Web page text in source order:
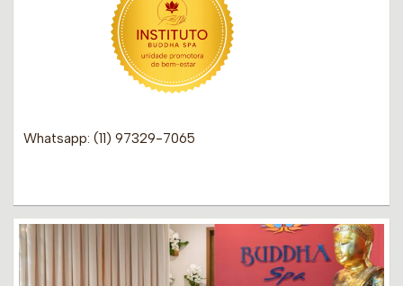
Whatsapp: (11) 97329-7065